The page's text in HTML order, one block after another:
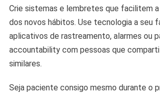
Crie sistemas e lembretes que facilitem
dos novos hábitos. Use tecnologia a seu
aplicativos de rastreamento, alarmes ou
accountability com pessoas que
similares.
Seja paciente consigo mesmo durante o